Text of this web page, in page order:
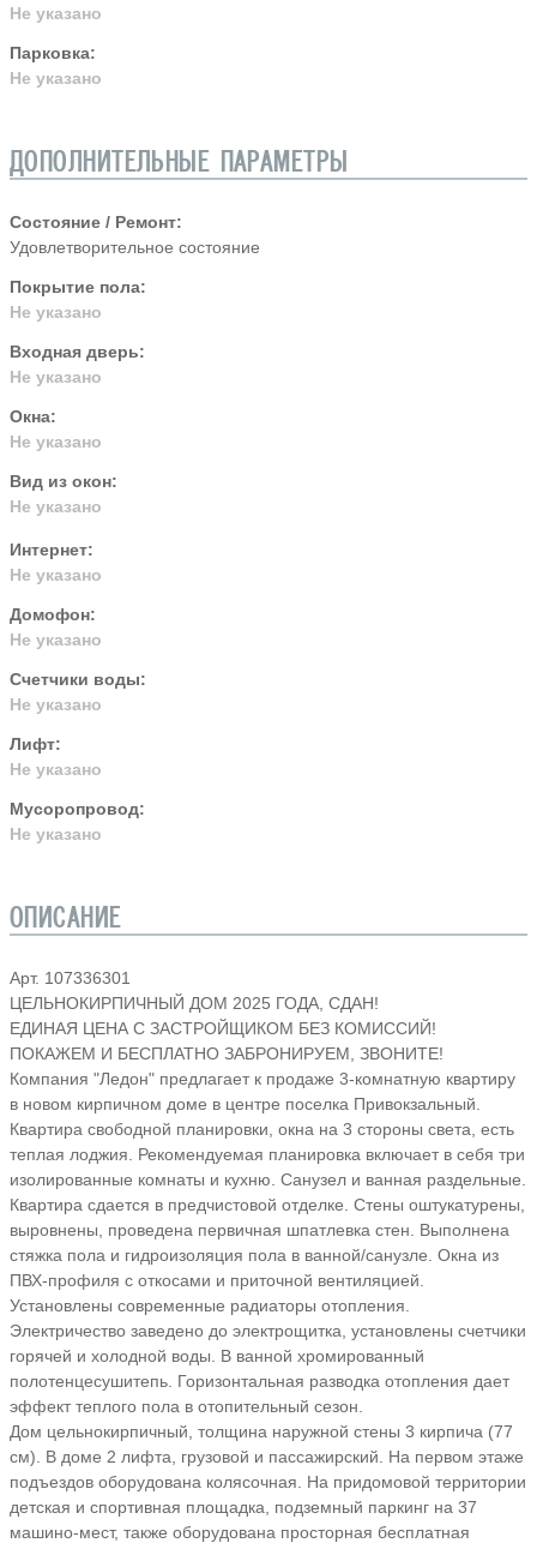
Не указано
Парковка:
Не указано
ДОПОЛНИТЕЛЬНЫЕ ПАРАМЕТРЫ
Состояние / Ремонт:
Удовлетворительное состояние
Покрытие пола:
Не указано
Входная дверь:
Не указано
Окна:
Не указано
Вид из окон:
Не указано
Интернет:
Не указано
Домофон:
Не указано
Счетчики воды:
Не указано
Лифт:
Не указано
Мусоропровод:
Не указано
ОПИСАНИЕ
Арт. 107336301
ЦЕЛЬНОКИРПИЧНЫЙ ДОМ 2025 ГОДА, СДАН!
ЕДИНАЯ ЦЕНА С ЗАСТРОЙЩИКОМ БЕЗ КОМИССИЙ!
ПОКАЖЕМ И БЕСПЛАТНО ЗАБРОНИРУЕМ, ЗВОНИТЕ!
Компания "Ледон" предлагает к продаже 3-комнатную квартиру
в новом кирпичном доме в центре поселка Привокзальный.
Квартира свободной планировки, окна на 3 стороны света, есть
теплая лоджия. Рекомендуемая планировка включает в себя три
изолированные комнаты и кухню. Санузел и ванная раздельные.
Квартира сдается в предчистовой отделке. Стены оштукатурены,
выровнены, проведена первичная шпатлевка стен. Выполнена
стяжка пола и гидроизоляция пола в ванной/санузле. Окна из
ПВХ-профиля с откосами и приточной вентиляцией.
Установлены современные радиаторы отопления.
Электричество заведено до электрощитка, установлены счетчики
горячей и холодной воды. В ванной хромированный
полотенцесушитепь. Горизонтальная разводка отопления дает
эффект теплого пола в отопительный сезон.
Дом цельнокирпичный, толщина наружной стены 3 кирпича (77
см). В доме 2 лифта, грузовой и пассажирский. На первом этаже
подъездов оборудована колясочная. На придомовой территории
детская и спортивная площадка, подземный паркинг на 37
машино-мест, также оборудована просторная бесплатная